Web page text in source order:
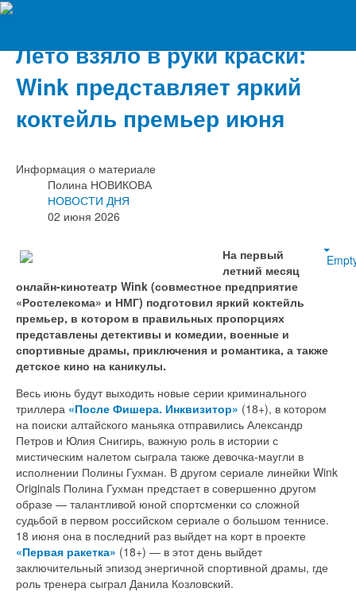
Лето взяло в руки краски:
Wink представляет яркий
коктейль премьер июня
Информация о материале
Полина НОВИКОВА
НОВОСТИ ДНЯ
02 июня 2026
На первый
летний месяц
онлайн-кинотеатр Wink (совместное предприятие
«Ростелекома» и НМГ) подготовил яркий коктейль
премьер, в котором в правильных пропорциях
представлены детективы и комедии, военные и
спортивные драмы, приключения и романтика, а также
детское кино на каникулы.
Весь июнь будут выходить новые серии криминального
триллера «После Фишера. Инквизитор» (18+), в котором
на поиски алтайского маньяка отправились Александр
Петров и Юлия Снигирь, важную роль в истории с
мистическим налетом сыграла также девочка-маугли в
исполнении Полины Гухман. В другом сериале линейки Wink
Originals Полина Гухман предстает в совершенно другом
образе — талантливой юной спортсменки со сложной
судьбой в первом российском сериале о большом теннисе.
18 июня она в последний раз выйдет на корт в проекте
«Первая ракетка» (18+) — в этот день выйдет
заключительный эпизод энергичной спортивной драмы, где
роль тренера сыграл Данила Козловский.